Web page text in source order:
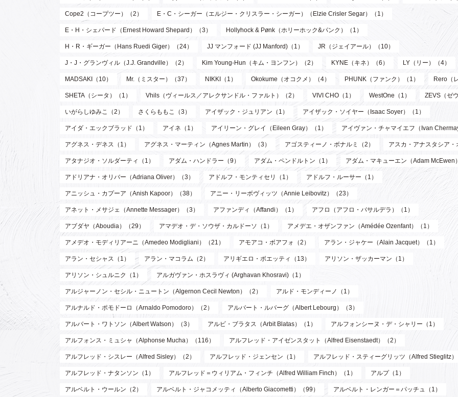
Cope2（コープツー）（2） E・C・シーガー（エルジー・クリスラー・シーガー）（Elzie Crisler Segar）（1）
E・H・シェパード（Ernest Howard Shepard）（3） Hollyhock & Pønk（ホリーホック&パンク）（1）
H・R・ギーガー（Hans Ruedi Giger）（24） JJ マンフォード (JJ Manford)（1） JR（ジェイアール）（10）
J・J・グランヴィル（J.J. Grandville）（2） Kim Young-Hun（キム・ヨンフン）（2） KYNE（キネ）（6） LY（リー）（4）
MADSAKI（10） Mr.（ミスター）（37） NIKKI（1） Okokume（オコクメ）（4） PHUNK（ファンク）（1） Rero（
SHETA（シータ）（1） Vhils（ヴィールス／アレクサンドル・ファルト）（2） VIVI CHO（1） WestOne（1） ZEVS（ゼ
いがらしゆみこ（2） さくらももこ（3） アイザック・ジュリアン（1） アイザック・ソイヤー（Isaac Soyer）（1）
アイダ・エックブラッド（1） アイネ（1） アイリーン・グレイ（Eileen Gray）（1） アイヴァン・チャマイエフ（Ivan
アグネス・デネス（1） アグネス・マーティン（Agnes Martin）（3） アゴスティーノ・ボナルミ（2） アスカ・アナスタシア
アタナジオ・ソルダーティ（1） アダム・ハンドラー（9） アダム・ペンドルトン（1） アダム・マキューエン（Adam McEwen
アドリアナ・オリバー（Adriana Oliver）（3） アドルフ・モンティセリ（1） アドルフ・ルーサー（1）
アニッシュ・カプーア（Anish Kapoor）（38） アニー・リーボヴィッツ（Annie Leibovitz）（23）
アネット・メサジェ（Annette Messager）（3） アファンディ（Affandi）（1） アフロ（アフロ・バサルデラ）（1）
アブダヤ（Aboudia）（29） アマデオ・デ・ソウザ・カルドーソ（1） アメデエ・オザンファン（Amédée Ozenfant）（1）
アメデオ・モディリアーニ（Amedeo Modigliani）（21） アモアコ・ボアフォ（2） アラン・ジャケー（Alain Jacquet）（1）
アラン・セシャス（1） アラン・マコラム（2） アリギエロ・ボエッティ（13） アリソン・ザッカーマン（1）
アリソン・シュルニク（1） アルガヴァン・ホスラヴィ (Arghavan Khosravi)（1）
アルジャーノン・セシル・ニュートン（Algernon Cecil Newton）（2） アルド・モンディーノ（1）
アルナルド・ポモドーロ（Arnaldo Pomodoro）（2） アルバート・ルバーグ（Albert Lebourg）（3）
アルバート・ワトソン（Albert Watson）（3） アルビ・ブラタス（Arbit Blatas）（1） アルフォンシーヌ・デ・シャリー（1）
アルフォンス・ミュシャ（Alphonse Mucha）（116） アルフレッド・アイゼンスタット（Alfred Eisenstaedt）（2）
アルフレッド・シスレー（Alfred Sisley）（2） アルフレッド・ジェンセン（1） アルフレッド・スティーグリッツ（Alfred Stieglitz
アルフレッド・ナタンソン（1） アルフレッド＝ウィリアム・フィンチ（Alfred William Finch）（1） アルプ（1）
アルベルト・ウールン（2） アルベルト・ジャコメッティ（Alberto Giacometti）（99） アルベルト・レンガー＝パッチュ（1）